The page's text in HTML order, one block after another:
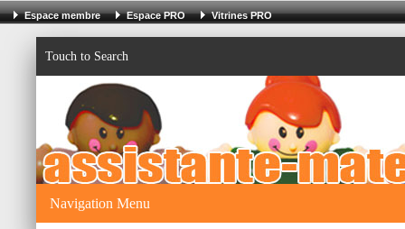
Espace membre Espace PRO Vitrines PRO
Touch to Search
Navigation Menu